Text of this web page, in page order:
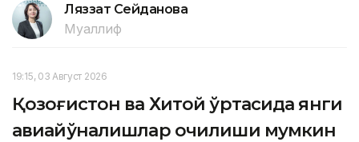
Ляззат Сейданова
Муаллиф
19:15, 03 Август 2026
Қозоғистон ва Хитой ўртасида янги
авиайўналишлар очилиши мумкин